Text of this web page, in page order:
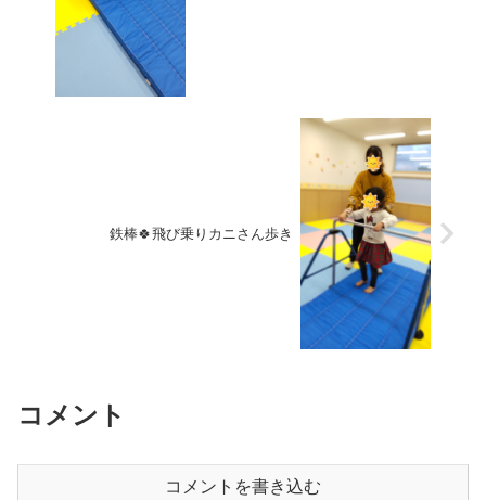
鉄棒🍀飛び乗りカニさん歩き
コメント
コメントを書き込む